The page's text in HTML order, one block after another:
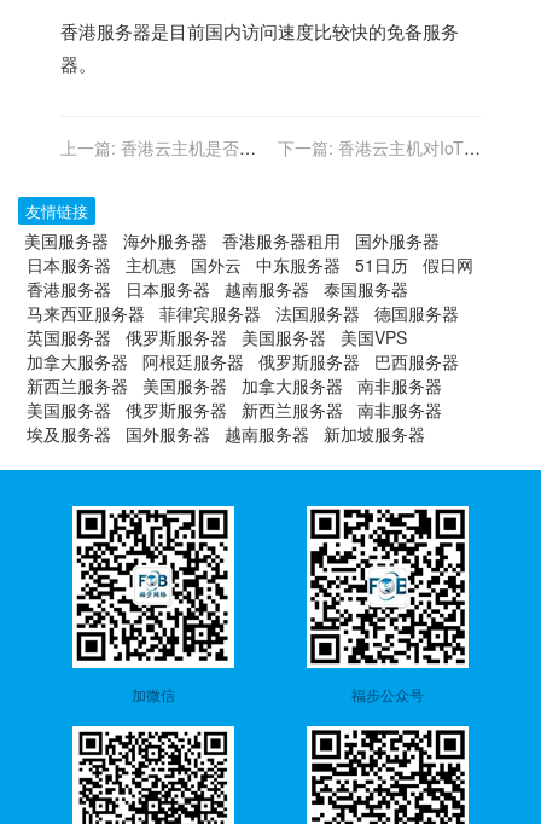
香港服务器是目前国内访问速度比较快的免备服务
器。
上一篇: 香港云主机是否提
下一篇: 香港云主机对IoT设
友情链接
美国服务器 海外服务器 香港服务器租用
国外服务器
日本服务器
主机惠 国外云 中东服务器 51日历 假日网
香港服务器
日本服务器 越南服务器
泰国服务器
马来西亚服务器
菲律宾服务器 法国服务器
德国服务器
英国服务器
俄罗斯服务器 美国服务器
美国VPS
加拿大服务器
阿根廷服务器 俄罗斯服务器
巴西服务器
新西兰服务器
美国服务器 加拿大服务器
南非服务器
美国服务器
俄罗斯服务器 新西兰服务器
南非服务器
埃及服务器
国外服务器 越南服务器 新加坡服务器
加微信 福步公众号